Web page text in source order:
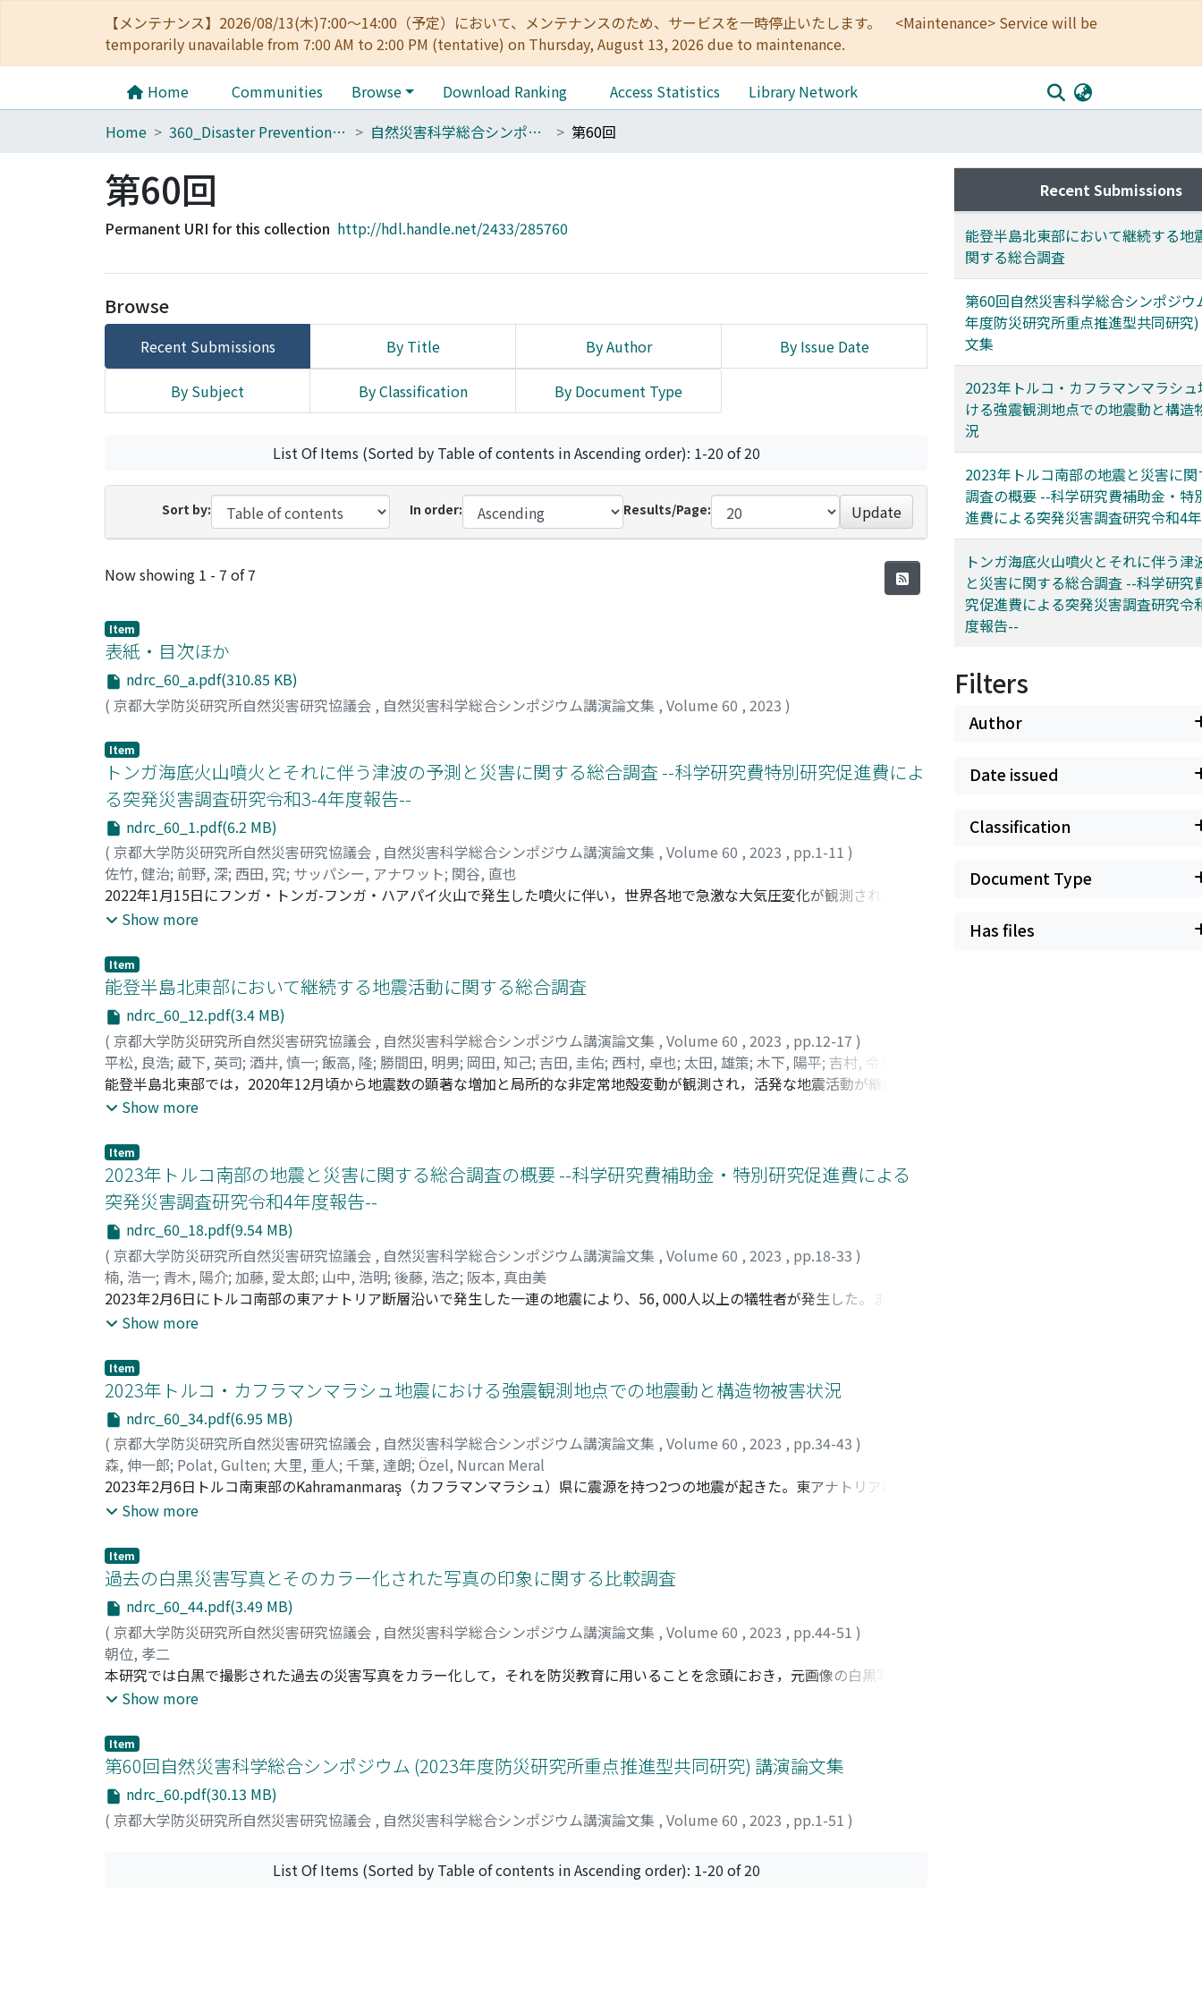
【メンテナンス】2026/08/13(木)7:00～14:00（予定）において、メンテナンスのため、サービスを一時停止いたします。 <Maintenance> Service will be
temporarily unavailable from 7:00 AM to 2:00 PM (tentative) on Thursday, August 13, 2026 due to maintenance.
Home Communities Browse Download Ranking Access Statistics
Library Network
Home
360_Disaster Prevention Research Institute 自然災害科学総合シンポジウム講演論文集 第60回
第60回
Permanent URI for this collection http://hdl.handle.net/2433/285760
Browse
Recent Submissions By Title By Author By Issue Date
By Subject By Classification By Document Type
List Of Items (Sorted by Table of contents in Ascending order): 1-20 of 20
Sort by: In order: Results/Page: Update
Recent Submissions
Now showing 1 - 7 of 7
Item
表紙・目次ほか
ndrc_60_a.pdf(310.85 KB)
( 京都大学防災研究所自然災害研究協議会 , 自然災害科学総合シンポジウム講演論文集 , Volume 60 , 2023 )
Item
トンガ海底火山噴火とそれに伴う津波の予測と災害に関する総合調査 --科学研究費特別研究促進費によ
る突発災害調査研究令和3-4年度報告--
ndrc_60_1.pdf(6.2 MB)
( 京都大学防災研究所自然災害研究協議会 , 自然災害科学総合シンポジウム講演論文集 , Volume 60 , 2023 , pp.1-11 )
佐竹, 健治; 前野, 深; 西田, 究; サッパシー, アナワット; 関谷, 直也
2022年1月15日にフンガ・トンガ-フンガ・ハアパイ火山で発生した噴火に伴い，世界各地で急激な大気圧変化が観測された。日
本沿岸では，津波の到達予測時刻より2～3時間早く，大気波動とほぼ同じ頃に海面変動が観測され始め，気象庁によって津波警
された。本研究では，火山噴火現象の解明，火山性大気波動などによる津波発生・伝播メカニズムの解明，津波による我が国沿
岸域への影響調査，社会的影響・社会的側面の調査の4つのテーマについて総合的な研究を実施した。
Show more
Item
能登半島北東部において継続する地震活動に関する総合調査
ndrc_60_12.pdf(3.4 MB)
( 京都大学防災研究所自然災害研究協議会 , 自然災害科学総合シンポジウム講演論文集 , Volume 60 , 2023 , pp.12-17 )
平松, 良浩; 蔵下, 英司; 酒井, 慎一; 飯高, 隆; 勝間田, 明男; 岡田, 知己; 吉田, 圭佑; 西村, 卓也; 太田, 雄策; 木下, 陽平; 吉村, 令慧
藤, 忠徳;笠谷, 貴史;田中, 愛幸;宮澤, 理稔;森下, 知晃;鹿児島, 渉悟;石山, 達也;安江, 健一;廣内, 大助 ;松多, 信尚;岩田, 知孝
堀, 道広; 村田, 晶
能登半島北東部では，2020年12月頃から地震数の顕著な増加と局所的な非定常地殻変動が観測され，活発な地震活動が継続する
中，2022年6月19日にマグニチュード5.4（最大震度6弱）の地震が発生した。この長期間継続する地震活動や地殻変動の原因及
震観測，測地観測，電磁気観測，重力観測，温泉成分測定，活構造調査，強震観測を実施した。
Show more
Item
2023年トルコ南部の地震と災害に関する総合調査の概要 --科学研究費補助金・特別研究促進費による
突発災害調査研究令和4年度報告--
ndrc_60_18.pdf(9.54 MB)
( 京都大学防災研究所自然災害研究協議会 , 自然災害科学総合シンポジウム講演論文集 , Volume 60 , 2023 , pp.18-33 )
楠, 浩一; 青木, 陽介; 加藤, 愛太郎; 山中, 浩明; 後藤, 浩之; 阪本, 真由美
2023年2月6日にトルコ南部の東アナトリア断層沿いで発生した一連の地震により、56, 000人以上の犠牲者が発生した。また、
構造物にも多大な被害が生じた。この災害を受けて、文部科学省科学研究費補助事業（特別研究推進費）の「2023年トルコ南部
ーマ2. 地震発生機構の解明」、「テーマ3. 強震観測による災害発生機構の調査」、「テーマ4. 災害調査による構造物被害の解
明」、「テーマ5. 大規模広域地震災害マネジメントとリスクコミュニケーションの解明」に取り組み、陸域で巨大な地震が発生
した理由と、激甚な構造物被害や人的被害となった原因を解明する。本報では本調査のこれまでの成果を概説する。
Show more
Item
2023年トルコ・カフラマンマラシュ地震における強震観測地点での地震動と構造物被害状況
ndrc_60_34.pdf(6.95 MB)
( 京都大学防災研究所自然災害研究協議会 , 自然災害科学総合シンポジウム講演論文集 , Volume 60 , 2023 , pp.34-43 )
森, 伸一郎; Polat, Gulten; 大里, 重人; 千葉, 達朗; Özel, Nurcan Meral
2023年2月6日トルコ南東部のKahramanmaraş（カフラマンマラシュ）県に震源を持つ2つの地震が起きた。東アナトリア断層に
沿うMw=7.7のPazarcik（パザルジク）本震とその後に北方でMw=7.6のElbistan地震が起きて，広範囲にわたり甚大な被害が生
った。また，断層近傍の地点で明瞭なパルス波が見られた。地震動と構造物被害の関係に焦点を当てて，3月と4月に現地調査を
実施し，強震観測地点周辺での構造物被害の状況を観察し，それに基づいてMM震度を判定した。被害判定に基づく震度は計算
震度より下回る場合が多い。
Show more
Item
過去の白黒災害写真とそのカラー化された写真の印象に関する比較調査
ndrc_60_44.pdf(3.49 MB)
( 京都大学防災研究所自然災害研究協議会 , 自然災害科学総合シンポジウム講演論文集 , Volume 60 , 2023 , pp.44-51 )
朝位, 孝二
本研究では白黒で撮影された過去の災害写真をカラー化して，それを防災教育に用いることを念頭におき，元画像の白黒写真と
カラー化された写真を比較して，どちらが現実感を抱きやすいのか，どちらが恐怖感を抱きやすいのかについて小学生，中学
ては小・中学生対象であれば白黒の方が被災の恐ろしさが伝わる可能性があることが分かった。対象年齢や目的に合わせて白
黒，カラーを使い分けることが重要と示唆された。
Show more
Item
第60回自然災害科学総合シンポジウム (2023年度防災研究所重点推進型共同研究) 講演論文集
ndrc_60.pdf(30.13 MB)
( 京都大学防災研究所自然災害研究協議会 , 自然災害科学総合シンポジウム講演論文集 , Volume 60 , 2023 , pp.1-51 )
List Of Items (Sorted by Table of contents in Ascending order): 1-20 of 20
Recent Submissions
能登半島北東部において継続する地
関する総合調査
第60回自然災害科学総合シンポジウ
年度防災研究所重点推進型共同研究
文集
2023年トルコ・カフラマンマラシ
ける強震観測地点での地震動と構造
況
2023年トルコ南部の地震と災害に
調査の概要 --科学研究費補助金・特
進費による突発災害調査研究令和4
トンガ海底火山噴火とそれに伴う津
と災害に関する総合調査 --科学研究
究促進費による突発災害調査研究令
度報告--
Filters
Author
Date issued
Classification
Document Type
Has files